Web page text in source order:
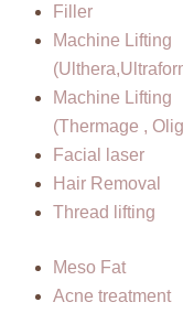
Filler
Machine Lifting
Machine Lifting
(Thermage ,
Facial laser
Hair Removal
Thread lifting
Meso Fat
Acne treatment